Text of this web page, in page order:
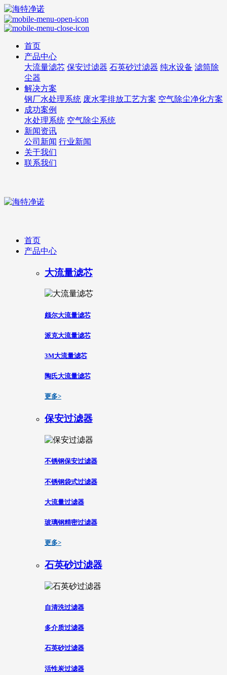
首页
产品中心
大流量滤芯 保安过滤器 石英砂过滤器 纯水设备 滤筒除
尘器
解决方案
钢厂水处理系统 废水零排放工艺方案 空气除尘净化方案
成功案例
水处理系统 空气除尘系统
新闻资讯
公司新闻 行业新闻
关于我们
联系我们
首页
产品中心
大流量滤芯
颇尔大流量滤芯
派克大流量滤芯
3M大流量滤芯
陶氏大流量滤芯
更多>
保安过滤器
不锈钢保安过滤器
不锈钢袋式过滤器
大流量过滤器
玻璃钢精密过滤器
更多>
石英砂过滤器
自清洗过滤器
多介质过滤器
石英砂过滤器
活性炭过滤器